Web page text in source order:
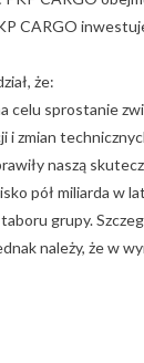
CARGO
że:
celu sprostanie
i zmian
naszą
pół miliarda w
grupy.
należy, że